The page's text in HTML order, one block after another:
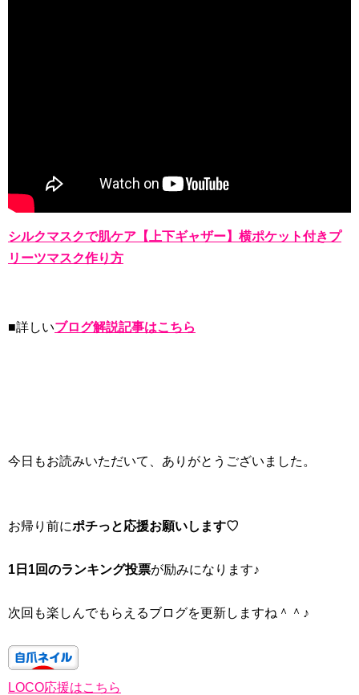
シルクマスクで肌ケア【上下ギャザー】横ポケット付きプ
リーツマスク作り方
■詳しいブログ解説記事はこちら
今日もお読みいただいて、ありがとうございました。
お帰り前にポチっと応援お願いします♡
1日1回のランキング投票が励みになります♪
次回も楽しんでもらえるブログを更新しますね＾＾♪
LOCO応援はこちら